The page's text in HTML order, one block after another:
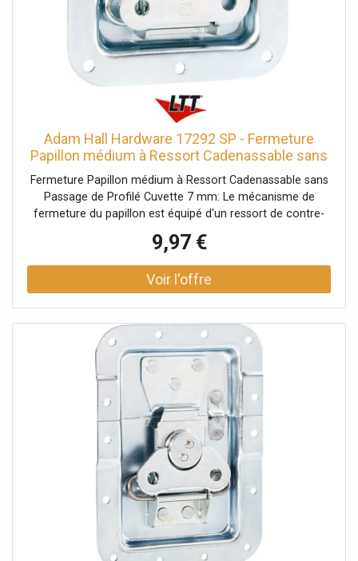
Adam Hall Hardware 17292 SP - Fermeture
Papillon médium à Ressort Cadenassable sans
Passage de - Serrures
Fermeture Papillon médium à Ressort Cadenassable sans
Passage de Profilé Cuvette 7 mm: Le mécanisme de
fermeture du papillon est équipé d'un ressort de contre-
pression qui est automatiquement guidé vers l'extérieur
dans sa position d'ouverture d'environ 30º. En cas
d'exigences supplémentaires, le crochet de verrouillage
peut également être déplacé vers l'extérieur. Données
techniques: Type de produit: Systèmes de fermeture,
galvanisé, Ø trous de fixation: 5,1 mm, Verrouillable: avec
oeillets pour cadenas, Type cuvette: non cranté, Taille
cuvette: moyen, Profondeur cuvette: 7 mm, Protection
par rivets: Non, avec passage de profilé: Oui, Fonction
Push-Flat: Non, Poids: 0,225 kg, Informations
complémentaires: avec bord de protection
9,97 €